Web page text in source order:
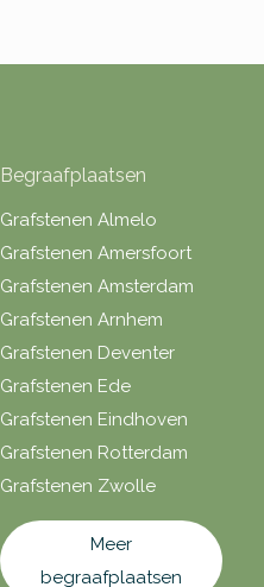
Begraafplaatsen
Grafstenen Almelo
Grafstenen Amersfoort
Grafstenen Amsterdam
Grafstenen Arnhem
Grafstenen Deventer
Grafstenen Ede
Grafstenen Eindhoven
Grafstenen Rotterdam
Grafstenen Zwolle
Meer
begraafplaatsen